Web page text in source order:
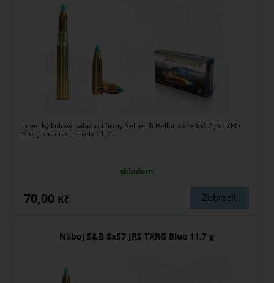
Lovecký kulový náboj od firmy Sellier & Bellot, ráže 8x57 JS TXRG
Blue, hmotnost střely 11,7 ...
skladem
Zobrazit
70,00 Kč
Náboj S&B 8x57 JRS TXRG Blue 11,7 g